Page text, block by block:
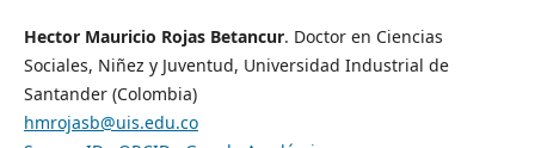
Hector Mauricio Rojas Betancur. Doctor en Ciencias
Sociales, Niñez y Juventud, Universidad Industrial de
Santander (Colombia)
hmrojasb@uis.edu.co